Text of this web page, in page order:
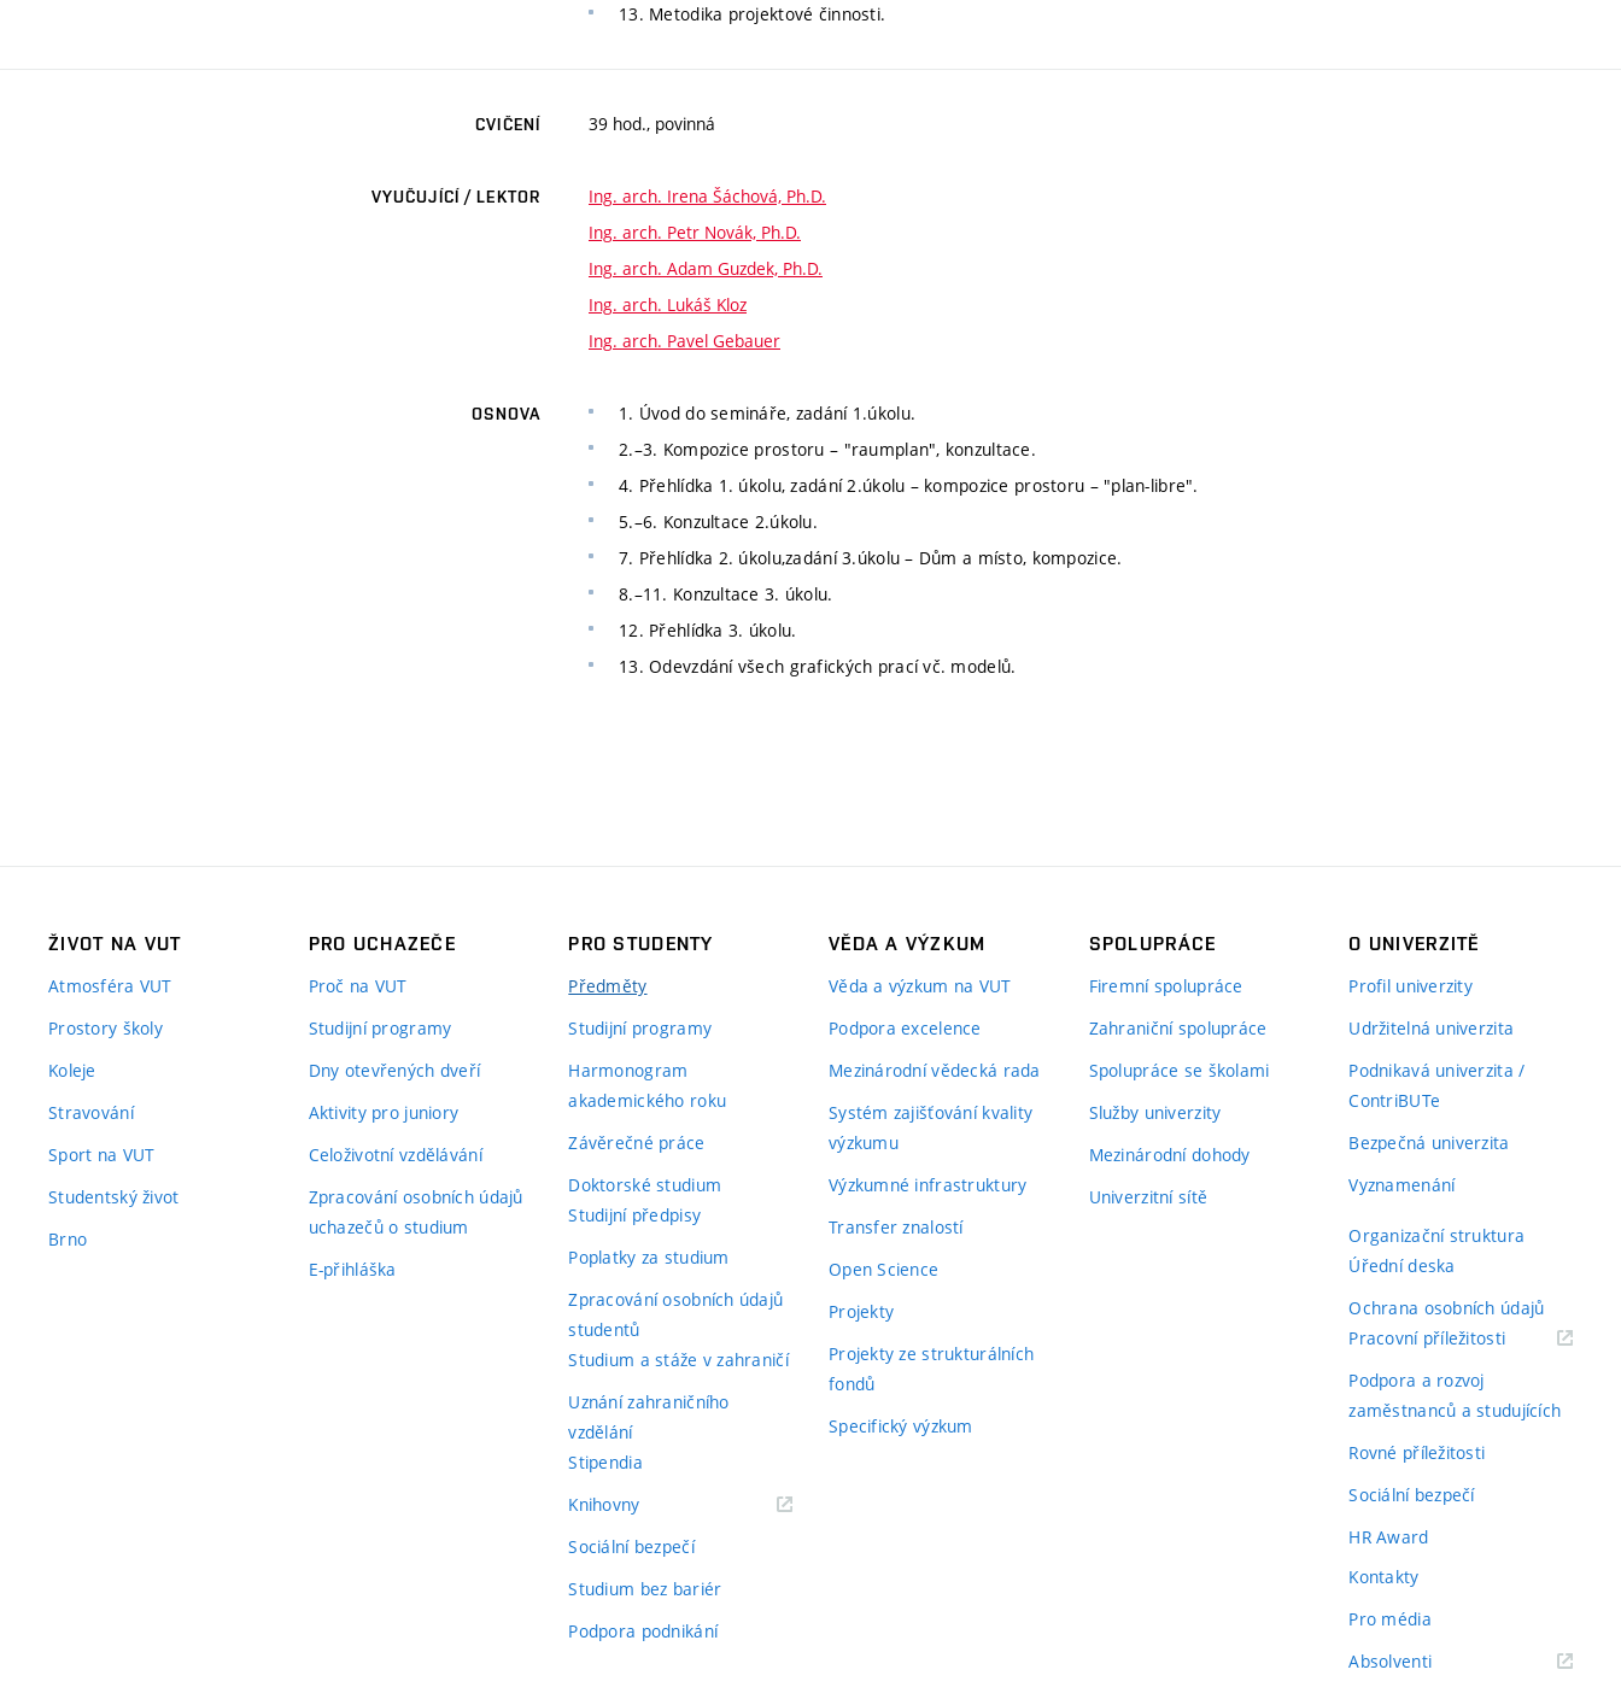
13. Metodika projektové činnosti.
CVIČENÍ 39 hod., povinná
VYUČUJÍCÍ / LEKTOR
Ing. arch. Irena Šáchová, Ph.D.
Ing. arch. Petr Novák, Ph.D.
Ing. arch. Adam Guzdek, Ph.D.
Ing. arch. Lukáš Kloz
Ing. arch. Pavel Gebauer
OSNOVA
1. Úvod do semináře, zadání 1.úkolu.
2.–3. Kompozice prostoru – "raumplan", konzultace.
4. Přehlídka 1. úkolu, zadání 2.úkolu – kompozice prostoru – "plan-libre".
5.–6. Konzultace 2.úkolu.
7. Přehlídka 2. úkolu,zadání 3.úkolu – Dům a místo, kompozice.
8.–11. Konzultace 3. úkolu.
12. Přehlídka 3. úkolu.
13. Odevzdání všech grafických prací vč. modelů.
ŽIVOT NA VUT
Atmosféra VUT
Prostory školy
Koleje
Stravování
Sport na VUT
Studentský život
Brno
PRO UCHAZEČE
Proč na VUT
Studijní programy
Dny otevřených dveří
Aktivity pro juniory
Celoživotní vzdělávání
Zpracování osobních údajů
uchazečů o studium
E-přihláška
PRO STUDENTY
Předměty
Studijní programy
Harmonogram
akademického roku
Závěrečné práce
Doktorské studium
Studijní předpisy
Poplatky za studium
Zpracování osobních údajů
studentů
Studium a stáže v zahraničí
Uznání zahraničního
vzdělání
Stipendia
Knihovny(externí
Sociální bezpečí
Studium bez bariér
Podpora podnikání
VĚDA A VÝZKUM
Věda a výzkum na VUT
Podpora excelence
Mezinárodní vědecká rada
Systém zajišťování kvality
výzkumu
Výzkumné infrastruktury
Transfer znalostí
Open Science
Projekty
Projekty ze strukturálních
fondů
Specifický výzkum
SPOLUPRÁCE
Firemní spolupráce
Zahraniční spolupráce
Spolupráce se školami
Služby univerzity
Mezinárodní dohody
Univerzitní sítě
O UNIVERZITĚ
Profil univerzity
Udržitelná univerzita
Podnikavá univerzita /
ContriBUTe
Bezpečná univerzita
Vyznamenání
Organizační struktura
Úřední deska
Ochrana osobních údajů
Pracovní příležitosti(externí
Podpora a rozvoj
zaměstnanců a studujících
Rovné příležitosti
Sociální bezpečí
HR Award
Kontakty
Pro média
Absolventi(externí